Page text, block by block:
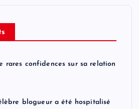
rares confidences sur sa relation
blogueur a été hospitalisé